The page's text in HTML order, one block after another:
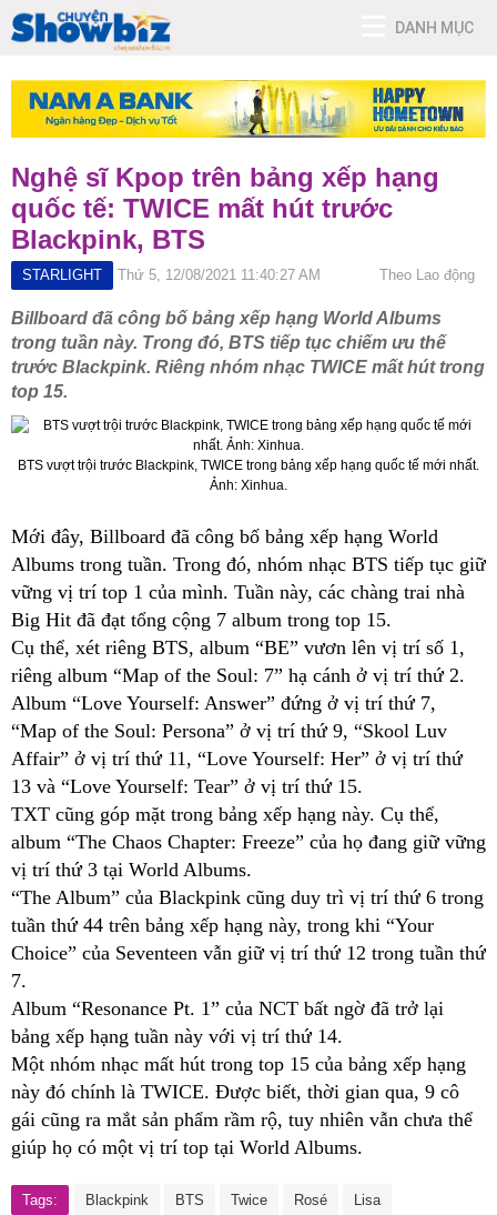
DANH MỤC
Nghệ sĩ Kpop trên bảng xếp hạng
quốc tế: TWICE mất hút trước
Blackpink, BTS
STARLIGHT Thứ 5, 12/08/2021 11:40:27 AM Theo Lao động
Billboard đã công bố bảng xếp hạng World Albums
trong tuần này. Trong đó, BTS tiếp tục chiếm ưu thế
trước Blackpink. Riêng nhóm nhạc TWICE mất hút trong
top 15.
BTS vượt trội trước Blackpink, TWICE trong bảng xếp hạng quốc tế mới nhất.
Ảnh: Xinhua.
Mới đây, Billboard đã công bố bảng xếp hạng World
Albums trong tuần. Trong đó, nhóm nhạc BTS tiếp tục giữ
vững vị trí top 1 của mình. Tuần này, các chàng trai nhà
Big Hit đã đạt tổng cộng 7 album trong top 15.
Cụ thể, xét riêng BTS, album “BE” vươn lên vị trí số 1,
riêng album “Map of the Soul: 7” hạ cánh ở vị trí thứ 2.
Album “Love Yourself: Answer” đứng ở vị trí thứ 7,
“Map of the Soul: Persona” ở vị trí thứ 9, “Skool Luv
Affair” ở vị trí thứ 11, “Love Yourself: Her” ở vị trí thứ
13 và “Love Yourself: Tear” ở vị trí thứ 15.
TXT cũng góp mặt trong bảng xếp hạng này. Cụ thể,
album “The Chaos Chapter: Freeze” của họ đang giữ vững
vị trí thứ 3 tại World Albums.
“The Album” của Blackpink cũng duy trì vị trí thứ 6 trong
tuần thứ 44 trên bảng xếp hạng này, trong khi “Your
Choice” của Seventeen vẫn giữ vị trí thứ 12 trong tuần thứ
7.
Album “Resonance Pt. 1” của NCT bất ngờ đã trở lại
bảng xếp hạng tuần này với vị trí thứ 14.
Một nhóm nhạc mất hút trong top 15 của bảng xếp hạng
này đó chính là TWICE. Được biết, thời gian qua, 9 cô
gái cũng ra mắt sản phẩm rầm rộ, tuy nhiên vẫn chưa thể
giúp họ có một vị trí top tại World Albums.
Tags: Blackpink BTS Twice Rosé
Lisa